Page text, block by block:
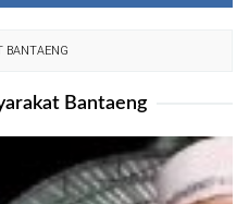
BANTAENG
Bantaeng